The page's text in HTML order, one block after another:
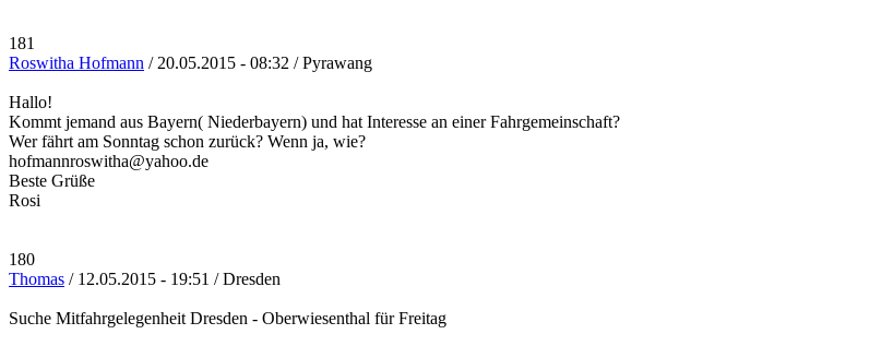
181
Roswitha Hofmann / 20.05.2015 - 08:32 / Pyrawang
Hallo!
Kommt jemand aus Bayern( Niederbayern) und hat Interesse an einer Fahrgemeinschaft?
Wer fährt am Sonntag schon zurück? Wenn ja, wie?
hofmannroswitha@yahoo.de
Beste Grüße
Rosi
180
Thomas / 12.05.2015 - 19:51 / Dresden
Suche Mitfahrgelegenheit Dresden - Oberwiesenthal für Freitag